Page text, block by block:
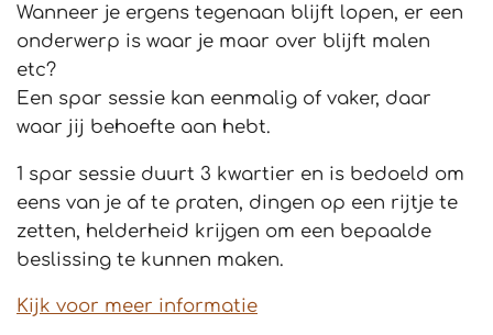
Wanneer je ergens tegenaan blijft lopen, er een
onderwerp is waar je maar over blijft malen
etc?
Een spar sessie kan eenmalig of vaker, daar
waar jij behoefte aan hebt.
1 spar sessie duurt 3 kwartier en is bedoeld om
eens van je af te praten, dingen op een rijtje te
zetten, helderheid krijgen om een bepaalde
beslissing te kunnen maken.
Kijk voor meer informatie